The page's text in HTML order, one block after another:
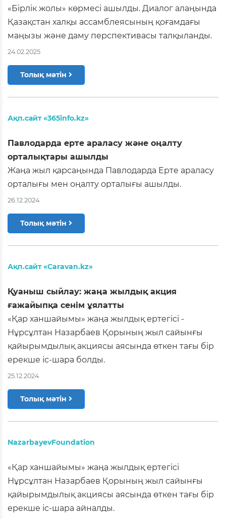
«Бірлік жолы» көрмесі ашылды. Диалог алаңында
Қазақстан халқы ассамблеясының қоғамдағы
маңызы және даму перспективасы талқыланды.
24.02.2025
Толық мәтін
Ақп.сайт «365info.kz»
Павлодарда ерте араласу және оңалту
орталықтары ашылды
Жаңа жыл қарсаңында Павлодарда Ерте араласу
орталығы мен оңалту орталығы ашылды.
26.12.2024
Толық мәтін
Ақп.сайт «Caravan.kz»
Қуаныш сыйлау: жаңа жылдық акция
ғажайыпқа сенім ұялатты
«Қар ханшайымы» жаңа жылдық ертегісі -
Нұрсұлтан Назарбаев Қорының жыл сайынғы
қайырымдылық акциясы аясында өткен тағы бір
ерекше іс-шара болды.
25.12.2024
Толық мәтін
NazarbayevFoundation
«Қар ханшайымы» жаңа жылдық ертегісі
Нұрсұлтан Назарбаев Қорының жыл сайынғы
қайырымдылық акциясы аясында өткен тағы бір
ерекше іс-шара айналды.